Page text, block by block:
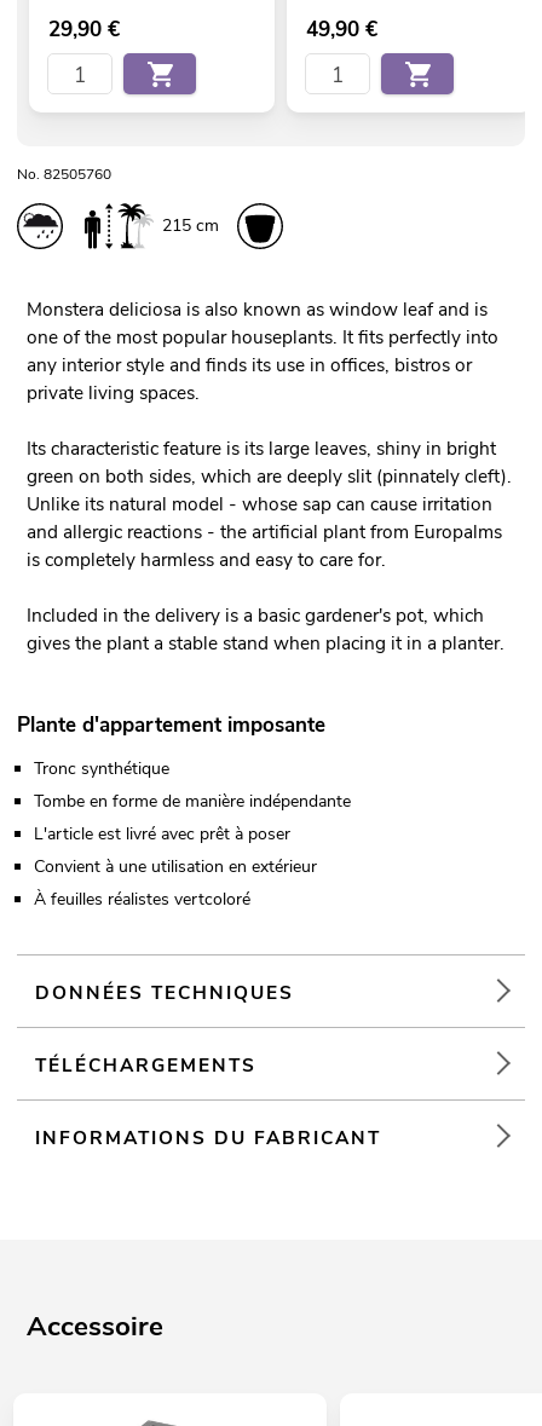
29,90€ 49,90€
No. 82505760
215 cm
Monstera deliciosa is also known as window leaf and is
one of the most popular houseplants. It fits perfectly into
any interior style and finds its use in offices, bistros or
private living spaces.
Its characteristic feature is its large leaves, shiny in bright
green on both sides, which are deeply slit (pinnately cleft).
Unlike its natural model - whose sap can cause irritation
and allergic reactions - the artificial plant from Europalms
is completely harmless and easy to care for.
Included in the delivery is a basic gardener's pot, which
gives the plant a stable stand when placing it in a planter.
Plante d'appartement imposante
Tronc synthétique
Tombe en forme de manière indépendante
L'article est livré avec prêt à poser
Convient à une utilisation en extérieur
À feuilles réalistes vertcoloré
DONNÉES TECHNIQUES
TÉLÉCHARGEMENTS
INFORMATIONS DU FABRICANT
Accessoire